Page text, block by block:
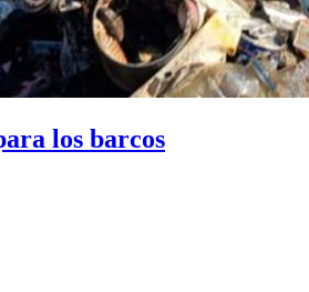
los barcos